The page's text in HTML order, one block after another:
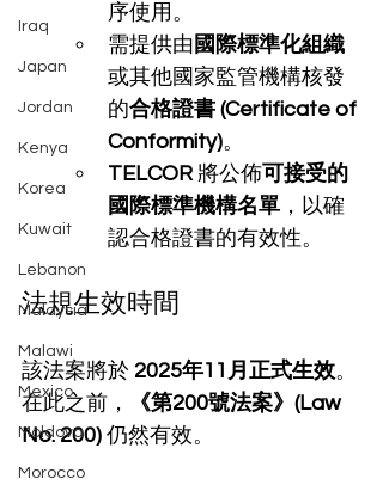
Iraq
Japan
Jordan
Kenya
Korea
Kuwait
Lebanon
Malaysia
Malawi
Mexico
Moldova
Morocco
序使用。
需提供由 國際標準化組織
或其他國家監管機構核發
的合格證書 (Certificate of
Conformity)。
TELCOR 將公佈可接受的
國際標準機構名單 ，以確
認合格證書的有效性。
法規生效時間
該法案將於 2025年11月正式生效。
在此之前，
《第200號法案》(Law
No. 200) 仍然有效。